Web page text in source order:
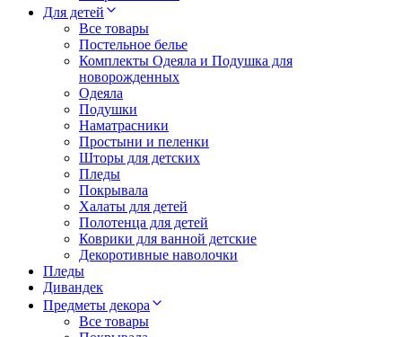
Для детей
Все товары
Постельное белье
Комплекты Одеяла и Подушка для
новорожденных
Одеяла
Подушки
Наматрасники
Простыни и пеленки
Шторы для детских
Пледы
Покрывала
Халаты для детей
Полотенца для детей
Коврики для ванной детские
Декоротивные наволочки
Пледы
Дивандек
Предметы декора
Все товары